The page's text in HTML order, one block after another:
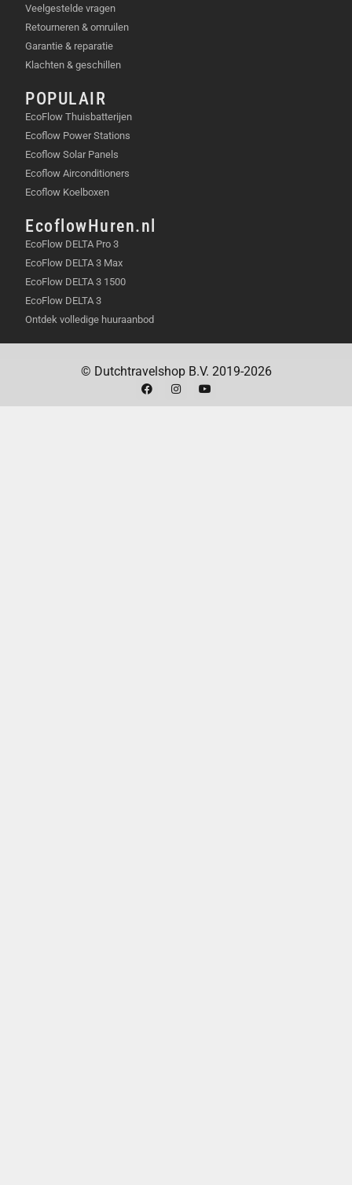
Netsnoer
Handleiding
Veelgestelde vragen
Retourneren & omruilen
Garantie & reparatie
Klachten & geschillen
POPULAIR
EcoFlow Thuisbatterijen
Ecoflow Power Stations
Ecoflow Solar Panels
Ecoflow Airconditioners
Ecoflow Koelboxen
EcoflowHuren.nl
EcoFlow DELTA Pro 3
EcoFlow DELTA 3 Max
EcoFlow DELTA 3 1500
EcoFlow DELTA 3
Ontdek volledige huuraanbod
© Dutchtravelshop B.V. 2019-2026